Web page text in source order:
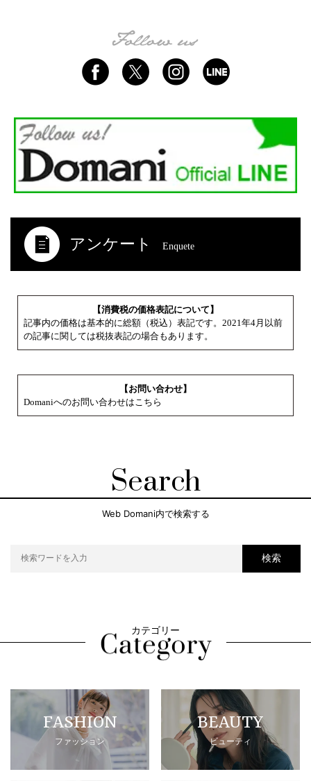
アンケート Enquete
【消費税の価格表記について】
記事内の価格は基本的に総額（税込）表記です。2021年4月以前
の記事に関しては税抜表記の場合もあります。
【お問い合わせ】
Domaniへのお問い合わせはこちら
Search
Web Domani内で検索する
検索
カテゴリー
FASHION
ファッション
BEAUTY
ビューティ